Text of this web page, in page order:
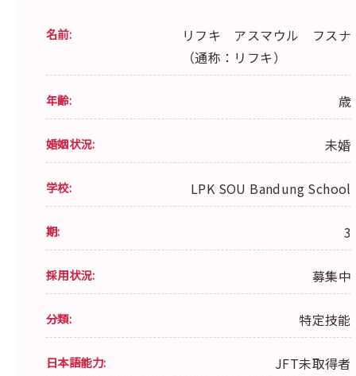
名前:
リフキ アスマウル フスナ
（通称：リフキ）
年齢: 歳
婚姻状況: 未婚
学校: LPK SOU Bandung School
期: 3
採用状況: 募集中
分類: 特定技能
日本語能力: JFT未取得者